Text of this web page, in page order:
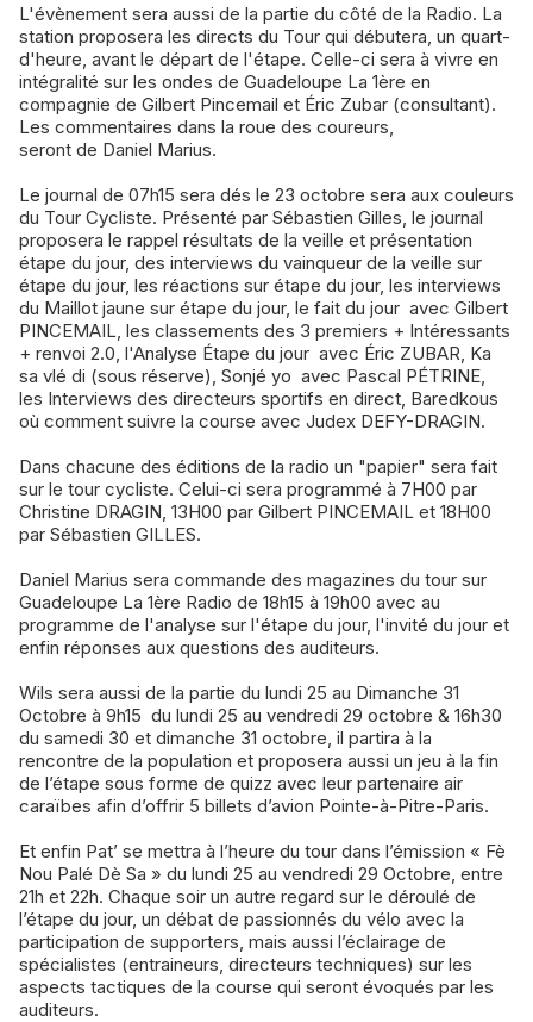
L'évènement sera aussi de la partie du côté de la Radio. La
station proposera les directs du Tour qui débutera, un quart-
d'heure, avant le départ de l'étape. Celle-ci sera à vivre en
intégralité sur les ondes de Guadeloupe La 1ère en
compagnie de Gilbert Pincemail et Éric Zubar (consultant).
Les commentaires dans la roue des coureurs,
seront de Daniel Marius.
Le journal de 07h15 sera dés le 23 octobre sera aux couleurs
du Tour Cycliste. Présenté par Sébastien Gilles, le journal
proposera le rappel résultats de la veille et présentation
étape du jour, des interviews du vainqueur de la veille sur
étape du jour, les réactions sur étape du jour, les interviews
du Maillot jaune sur étape du jour, le fait du jour avec Gilbert
PINCEMAIL, les classements des 3 premiers + Intéressants
+ renvoi 2.0, l'Analyse Étape du jour avec Éric ZUBAR, Ka
sa vlé di (sous réserve), Sonjé yo avec Pascal PÉTRINE,
les Interviews des directeurs sportifs en direct, Baredkous
où comment suivre la course avec Judex DEFY-DRAGIN.
Dans chacune des éditions de la radio un "papier" sera fait
sur le tour cycliste. Celui-ci sera programmé à 7H00 par
Christine DRAGIN, 13H00 par Gilbert PINCEMAIL et 18H00
par Sébastien GILLES.
Daniel Marius sera commande des magazines du tour sur
Guadeloupe La 1ère Radio de 18h15 à 19h00 avec au
programme de l'analyse sur l'étape du jour, l'invité du jour et
enfin réponses aux questions des auditeurs.
Wils sera aussi de la partie du lundi 25 au Dimanche 31
Octobre à 9h15 du lundi 25 au vendredi 29 octobre & 16h30
du samedi 30 et dimanche 31 octobre, il partira à la
rencontre de la population et proposera aussi un jeu à la fin
de l’étape sous forme de quizz avec leur partenaire air
caraïbes afin d’offrir 5 billets d’avion Pointe-à-Pitre-Paris.
Et enfin Pat’ se mettra à l’heure du tour dans l’émission « Fè
Nou Palé Dè Sa » du lundi 25 au vendredi 29 Octobre, entre
21h et 22h. Chaque soir un autre regard sur le déroulé de
l’étape du jour, un débat de passionnés du vélo avec la
participation de supporters, mais aussi l’éclairage de
spécialistes (entraineurs, directeurs techniques) sur les
aspects tactiques de la course qui seront évoqués par les
auditeurs.